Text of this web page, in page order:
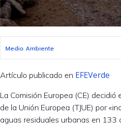
Medio Ambiente
Artículo publicado en EFEVerde
La Comisión Europea (CE)
de la Unión Europea (TJUE) por
aguas residuales urbanas en 133